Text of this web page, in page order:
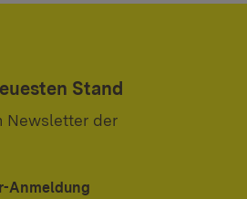
Stand
Newsletter der
Anmeldung